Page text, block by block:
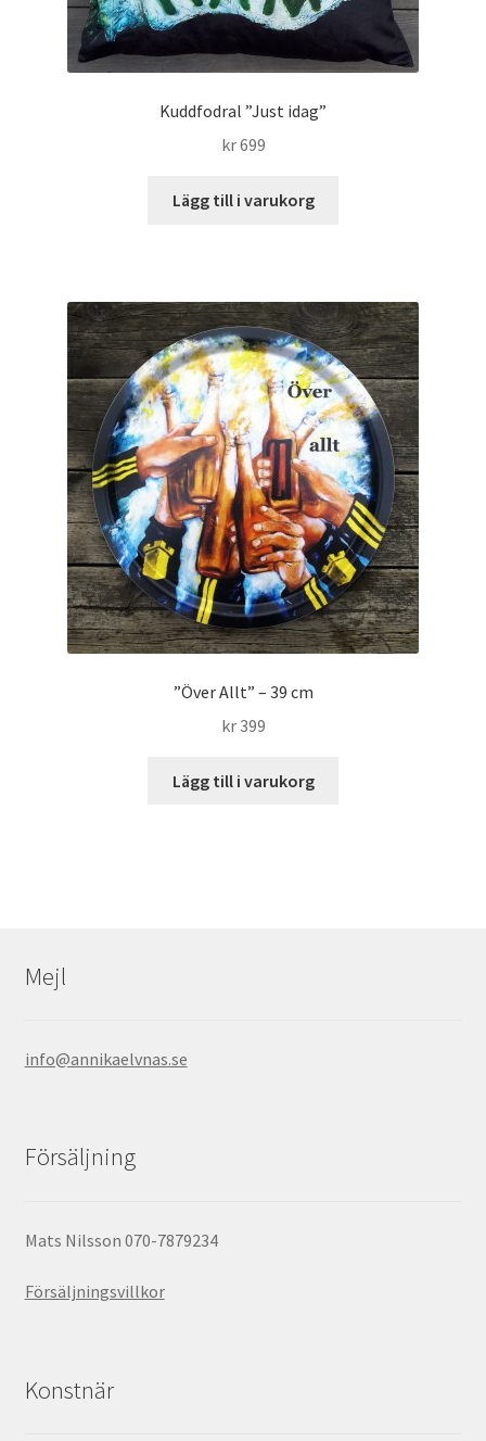
Kuddfodral ”Just idag”
kr699
Lägg till i varukorg
”Över Allt” – 39 cm
kr399
Lägg till i varukorg
Mejl
info@annikaelvnas.se
Försäljning
Mats Nilsson 070-7879234
Försäljningsvillkor
Konstnär